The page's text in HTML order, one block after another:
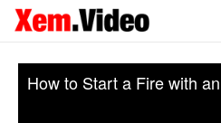
How to Start a Fire with